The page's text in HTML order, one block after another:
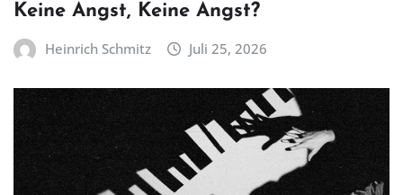
Keine Angst, Keine Angst?
Heinrich Schmitz Juli 25, 2026